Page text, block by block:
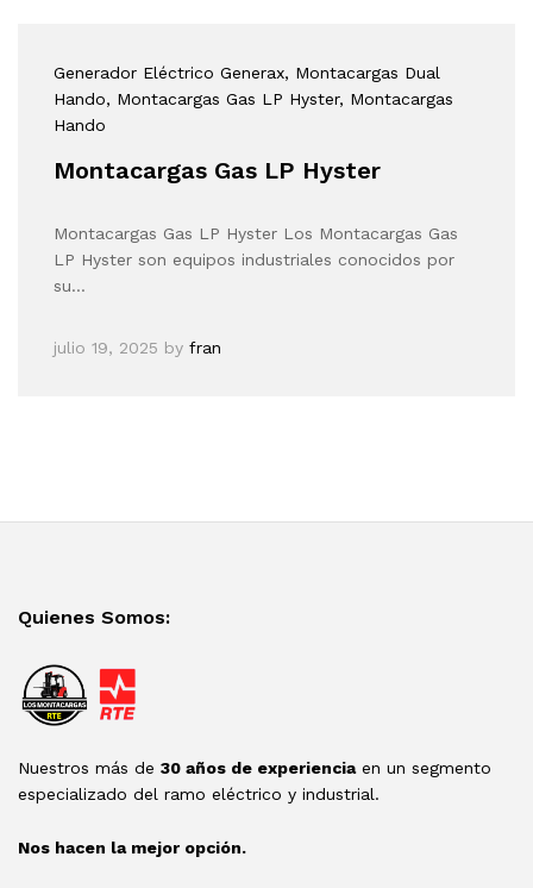
Generador Eléctrico Generax, Montacargas Dual
Hando, Montacargas Gas LP Hyster, Montacargas
Hando
Montacargas Gas LP Hyster
Montacargas Gas LP Hyster Los Montacargas Gas
LP Hyster son equipos industriales conocidos por
su…
julio 19, 2025 by fran
Quienes Somos:
Nuestros más de 30 años de experienciaen un segmento
especializado del ramo eléctrico y industrial.
Nos hacen la mejor opción.